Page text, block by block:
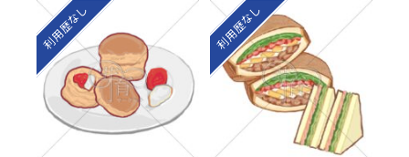
利用歴なし 利用歴なし